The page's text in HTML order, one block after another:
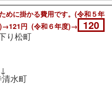
めに掛かる費用です。(令和５年
円 (令和６年度)→
120
り松町
↓
水町